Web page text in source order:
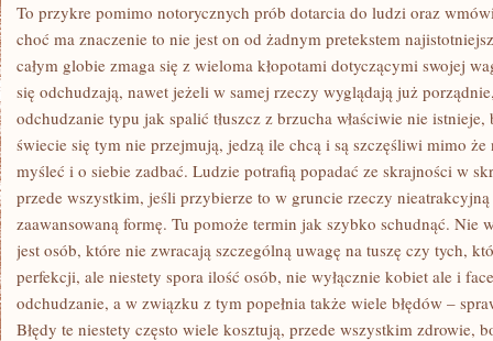
DOTARCIA
DO
LUDZI
I
WMÓWIENIA
IM
FINALNIE
To przykre pomimo notorycznych prób dotarcia do ludzi oraz
choć ma znaczenie to nie jest on od żadnym pretekstem
całym globie zmaga się z wieloma kłopotami dotyczącymi swojej
się odchudzają, nawet jeżeli w samej rzeczy wyglądają już
odchudzanie typu jak spalić tłuszcz z brzucha właściwie nie
świecie się tym nie przejmują, jedzą ile chcą i są szczęśliwi mimo że
myśleć i o siebie zadbać. Ludzie potrafią popadać ze skrajności w
przede wszystkim, jeśli przybierze to w gruncie rzeczy nieatrakcyjną
zaawansowaną formę. Tu pomoże termin jak szybko schudnąć. Nie
jest osób, które nie zwracają szczególną uwagę na tuszę czy tych,
perfekcji, ale niestety spora ilość osób, nie wyłącznie kobiet ale i
odchudzanie, a w związku z tym popełnia także wiele błędów –
Błędy te niestety często wiele kosztują, przede wszystkim zdrowie,